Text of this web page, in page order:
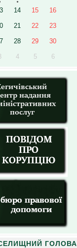
14 15 16
21 22 23
28 29 30
4 5 6
ГОЛОВА